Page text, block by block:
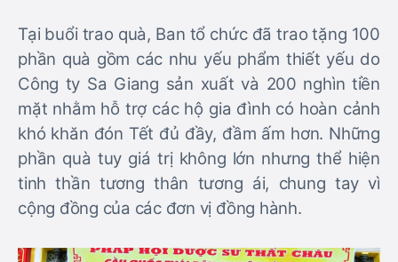
Tại buổi trao quà, Ban tổ chức đã trao tặng 100
phần quà gồm các nhu yếu phẩm thiết yếu do
Công ty Sa Giang sản xuất và 200 nghìn tiền
mặt nhằm hỗ trợ các hộ gia đình có hoàn cảnh
khó khăn đón Tết đủ đầy, đầm ấm hơn. Những
phần quà tuy giá trị không lớn nhưng thể hiện
tinh thần tương thân tương ái, chung tay vì
cộng đồng của các đơn vị đồng hành.